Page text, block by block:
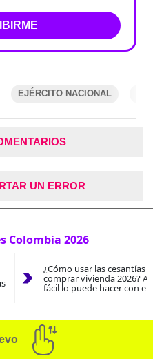
EJÉRCITO NACIONAL
UN ERROR
Colombia 2026
¿Cómo usar las cesantías
comprar vivienda 2026?
fácil lo puede hacer con el